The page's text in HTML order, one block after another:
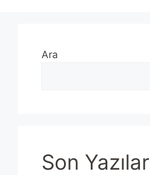
Ara
Son Yazılar